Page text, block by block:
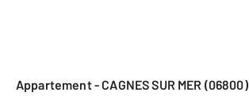
Appartement - CAGNES SUR MER (06800)